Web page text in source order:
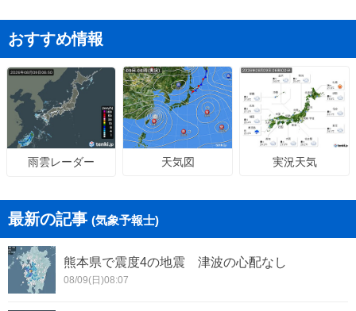
おすすめ情報
雨雲レーダー 天気図 実況天気
最新の記事 (気象予報士)
熊本県で震度4の地震 津波の心配なし
08/09(日)08:07